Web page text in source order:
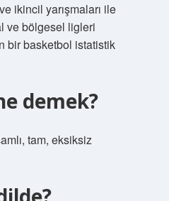
ikincil yarışmaları ile
ve bölgesel ligleri
bir basketbol istatistik
demek?
tam, eksiksiz